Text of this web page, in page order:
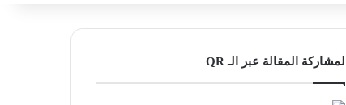
لمشاركة المقالة عبر الـ QR